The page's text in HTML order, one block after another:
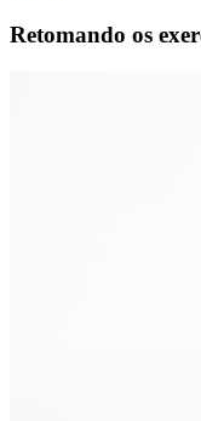
Retomando os